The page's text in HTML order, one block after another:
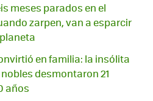
meses parados en el
zarpen, van a esparcir
en familia: la insólita
desmontaron 21
años